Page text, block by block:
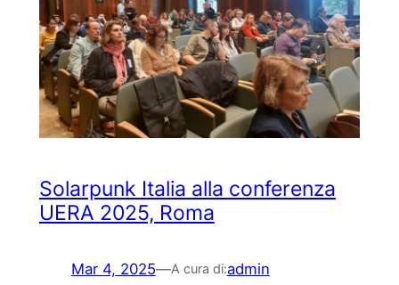
Solarpunk Italia alla conferenza
UERA 2025, Roma
Mar 4, 2025—A cura di:admin